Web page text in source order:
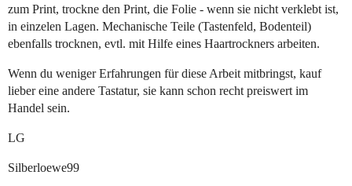
zum Print, trockne den Print, die Folie - wenn sie nicht verklebt ist,
in einzelen Lagen. Mechanische Teile (Tastenfeld, Bodenteil)
ebenfalls trocknen, evtl. mit Hilfe eines Haartrockners arbeiten.
Wenn du weniger Erfahrungen für diese Arbeit mitbringst, kauf
lieber eine andere Tastatur, sie kann schon recht preiswert im
Handel sein.
LG
Silberloewe99